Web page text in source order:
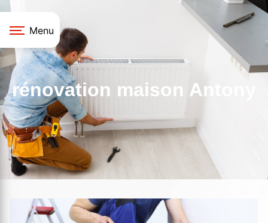
Menu
rénovation maison Antony
Panneau de gestion des cookies